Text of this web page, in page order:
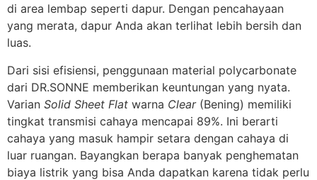
di area lembap seperti dapur. Dengan pencahayaan
yang merata, dapur Anda akan terlihat lebih bersih dan
luas.
Dari sisi efisiensi, penggunaan material polycarbonate
dari DR.SONNE memberikan keuntungan yang nyata.
Varian Solid Sheet Flat warna Clear(Bening) memiliki
tingkat transmisi cahaya mencapai 89%. Ini berarti
cahaya yang masuk hampir setara dengan cahaya di
luar ruangan. Bayangkan berapa banyak penghematan
biaya listrik yang bisa Anda dapatkan karena tidak perlu